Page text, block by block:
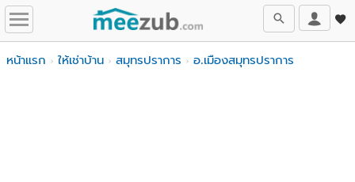
หน้าแรก ให้เช่าบ้าน สมุทรปราการ อ.เมืองสมุทรปราการ